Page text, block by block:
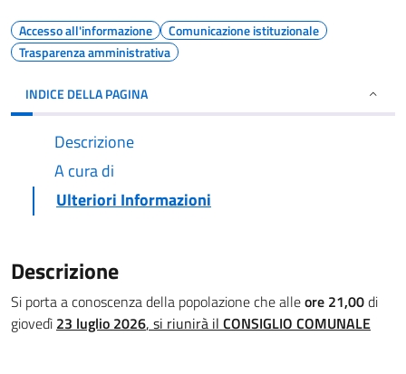
Accesso all'informazione
Comunicazione istituzionale
Trasparenza amministrativa
INDICE DELLA PAGINA
Descrizione
A cura di
Ulteriori Informazioni
Descrizione
Si porta a conoscenza della popolazione che alleore 21,00di
giovedì 23 luglio 2026, si riunirà il CONSIGLIO COMUNALE